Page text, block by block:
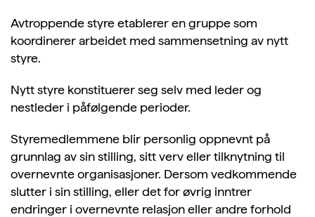
Avtroppende styre etablerer en gruppe som
koordinerer arbeidet med sammensetning av nytt
styre.
Nytt styre konstituerer seg selv med leder og
nestleder i påfølgende perioder.
Styremedlemmene blir personlig oppnevnt på
grunnlag av sin stilling, sitt verv eller tilknytning til
overnevnte organisasjoner. Dersom vedkommende
slutter i sin stilling, eller det for øvrig inntrer
endringer i overnevnte relasjon eller andre forhold